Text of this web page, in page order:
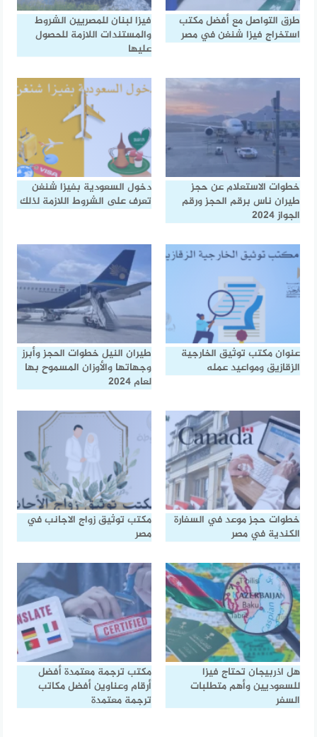
طرق التواصل مع أفضل مكتب
استخراج فيزا شنغن في مصر
فيزا لبنان للمصريين الشروط
والمستندات اللازمة للحصول
عليها
خطوات الاستعلام عن حجز
طيران ناس برقم الحجز ورقم
الجواز 2024
دخول السعودية بفيزا شنغن
تعرف على الشروط اللازمة لذلك
عنوان مكتب توثيق الخارجية
الزقازيق ومواعيد عمله
طيران النيل خطوات الحجز وأبرز
وجهاتها والأوزان المسموح بها
لعام 2024
خطوات حجز موعد في السفارة
الكندية في مصر
مكتب توثيق زواج الاجانب في
مصر
هل اذربيجان تحتاج فيزا
للسعوديين وأهم متطلبات
السفر
مكتب ترجمة معتمدة أفضل
أرقام وعناوين أفضل مكاتب
ترجمة معتمدة